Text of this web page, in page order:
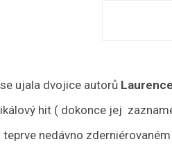
ujala dvojice autorů
hit ( dokonce jej
teprve nedávno